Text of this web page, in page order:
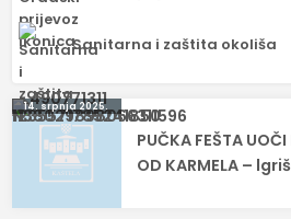
Sanitarna i zaštita okoliša
Navigacija
objava
14. srpnja 2025.
PUČKA FEŠTA
OD KARMELA –